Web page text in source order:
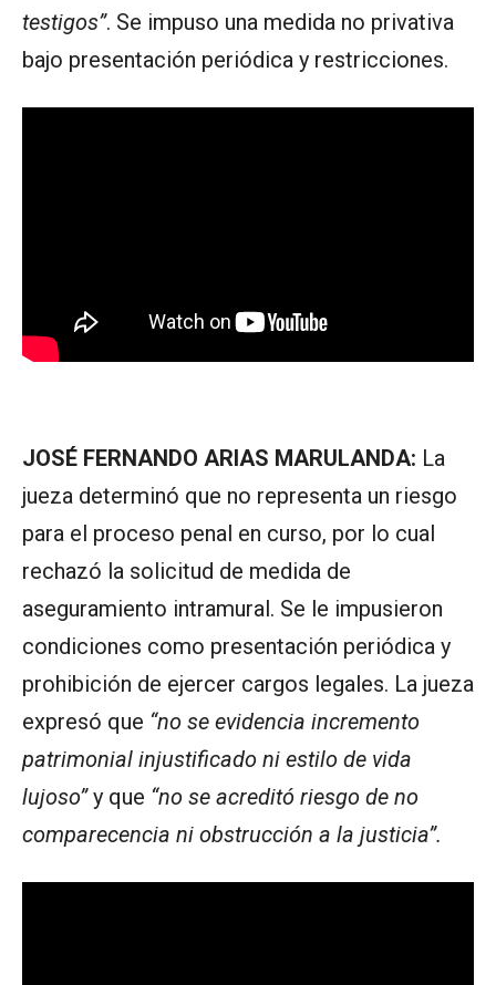
testigos”. Se impuso una medida no privativa
bajo presentación periódica y restricciones.
JOSÉ FERNANDO ARIAS MARULANDA: La
jueza determinó que no representa un riesgo
para el proceso penal en curso, por lo cual
rechazó la solicitud de medida de
aseguramiento intramural. Se le impusieron
condiciones como presentación periódica y
prohibición de ejercer cargos legales. La jueza
expresó que “no se evidencia incremento
patrimonial injustificado ni estilo de vida
lujoso”y que “no se acreditó riesgo de no
comparecencia ni obstrucción a la justicia”.